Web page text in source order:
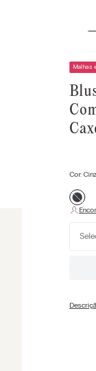
Malhas
Cor: